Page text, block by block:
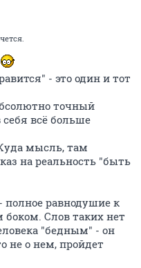
- это один и тот
точный
всё больше
мысль, там
на реальность "быть
полное равнодушие к
Слов таких нет
"бедным" - он
не о нем, пройдет